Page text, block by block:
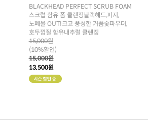
BLACKHEAD PERFECT SCRUB FOAM
스크럽 함유 폼 클렌징블랙헤드,피지,
노폐물 OUT!크고 풍성한 거품숯파우더,
호두껍질 함유내추럴 클렌징
15,000원
(10%할인)
15,000원
13,500원